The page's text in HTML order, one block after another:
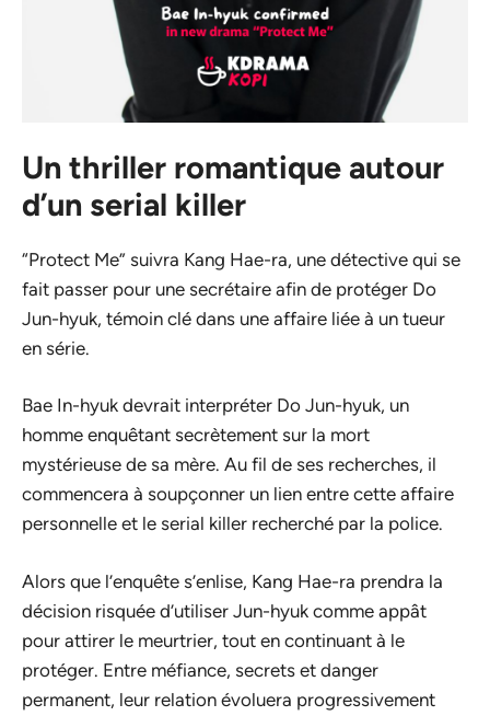
Un thriller romantique autour
d’un serial killer
“Protect Me” suivra Kang Hae-ra, une détective qui se
fait passer pour une secrétaire afin de protéger Do
Jun-hyuk, témoin clé dans une affaire liée à un tueur
en série.
Bae In-hyuk devrait interpréter Do Jun-hyuk, un
homme enquêtant secrètement sur la mort
mystérieuse de sa mère. Au fil de ses recherches, il
commencera à soupçonner un lien entre cette affaire
personnelle et le serial killer recherché par la police.
Alors que l’enquête s’enlise, Kang Hae-ra prendra la
décision risquée d’utiliser Jun-hyuk comme appât
pour attirer le meurtrier, tout en continuant à le
protéger. Entre méfiance, secrets et danger
permanent, leur relation évoluera progressivement